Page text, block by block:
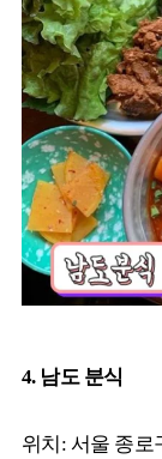
4. 남도 분식
위치: 서울 종로